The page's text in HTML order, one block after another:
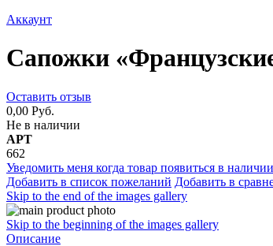
Аккаунт
Сапожки
Оставить отзыв
0,00 Руб.
Не в наличии
АРТ
662
Уведомить меня когда товар появиться в наличии
Добавить в список пожеланий Добавить в
Skip to the end of the images gallery
Skip to the beginning of the images gallery
Описание